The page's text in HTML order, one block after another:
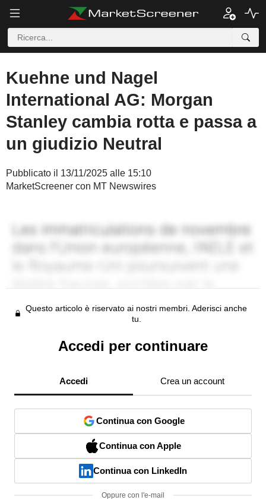
Kuehne und Nagel
International AG: Morgan
Stanley cambia rotta e passa a
un giudizio Neutral
Pubblicato il 13/11/2025 alle 15:10
MarketScreener con MT Newswires
Questo articolo è riservato ai nostri membri. Aderisci anche
tu.
Accedi per continuare
Accedi Crea un account
Continua con Google
Continua con Apple
Continua con LinkedIn
Oppure con l'e-mail